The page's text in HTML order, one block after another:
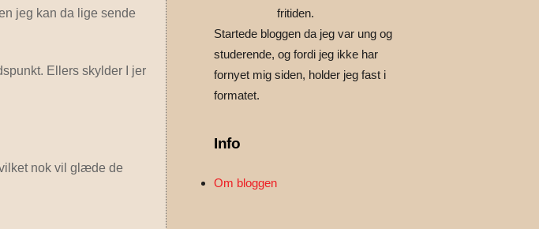
jeg kan da lige sende
Ellers skylder I jer
nok vil glæde de
fritiden.
Startede bloggen da jeg var ung og
studerende, og fordi jeg ikke har
fornyet mig siden, holder jeg fast i
formatet.
Info
Om bloggen